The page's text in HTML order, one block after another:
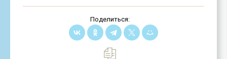
Поделиться: